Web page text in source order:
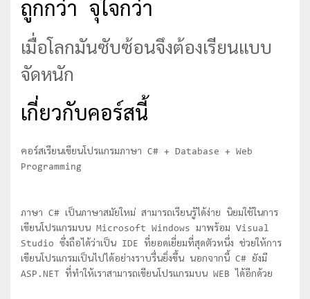
ถูกกว่า จุใจกว่า
เมื่อโลกมันซับซ้อนจึงต้องเรียนแบบ
จัดหนัก
เกี่ยวกับคอร์สนี้
คอร์สเรียนเขียนโปรแกรมภาษา C# + Database + Web
Programming
ภาษา C# เป็นภาษาสมัยใหม่ สามารถเรียนรู้ได้ง่าย นิยมใช้ในการ
เขียนโปรแกรมบน Microsoft Windows มาพร้อม Visual
Studio ซึ่งถือได้ว่าเป็น IDE ที่ยอดเยี่ยมที่สุดตัวหนึ่ง ช่วยให้การ
เขียนโปรแกรมเป็นไปได้อย่างราบรื่นยิ่งขึ้น นอกจากนี้ C# ยังมี
ASP.NET ที่ทำให้เราสามารถเขียนโปรแกรมบน WEB ได้อีกด้วย